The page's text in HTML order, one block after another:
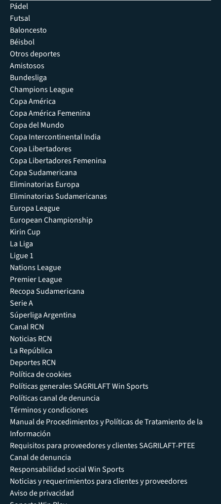
Pádel
Futsal
Baloncesto
Béisbol
Otros deportes
Amistosos
Bundesliga
Champions League
Copa América
Copa América Femenina
Copa del Mundo
Copa Intercontinental India
Copa Libertadores
Copa Libertadores Femenina
Copa Sudamericana
Eliminatorias Europa
Eliminatorias Sudamericanas
Europa League
European Championship
Kirin Cup
La Liga
Ligue 1
Nations League
Premier League
Recopa Sudamericana
Serie A
Súperliga Argentina
Canal RCN
Noticias RCN
La República
Deportes RCN
Política de cookies
Políticas generales SAGRILAFT Win Sports
Políticas canal de denuncia
Términos y condiciones
Manual de Procedimientos y Políticas de Tratamiento de la
Información
Requisitos para proveedores y clientes SAGRILAFT-PTEE
Canal de denuncia
Responsabilidad social Win Sports
Noticias y requerimientos para clientes y proveedores
Aviso de privacidad